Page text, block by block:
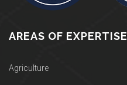
AREAS OF EXPERTISE
Agriculture